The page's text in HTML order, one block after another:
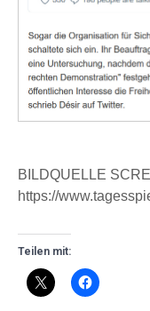
BILDQUELLE
https://
Teilen mit: